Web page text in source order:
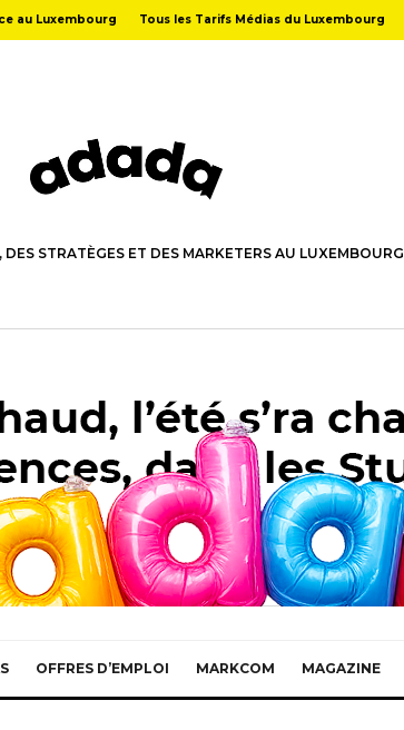
au Luxembourg Tous les Tarifs Médias du Luxembourg
DES STRATÈGES ET DES MARKETERS AU LUXEMBOURG
OFFRES D’EMPLOI MARKCOM MAGAZINE